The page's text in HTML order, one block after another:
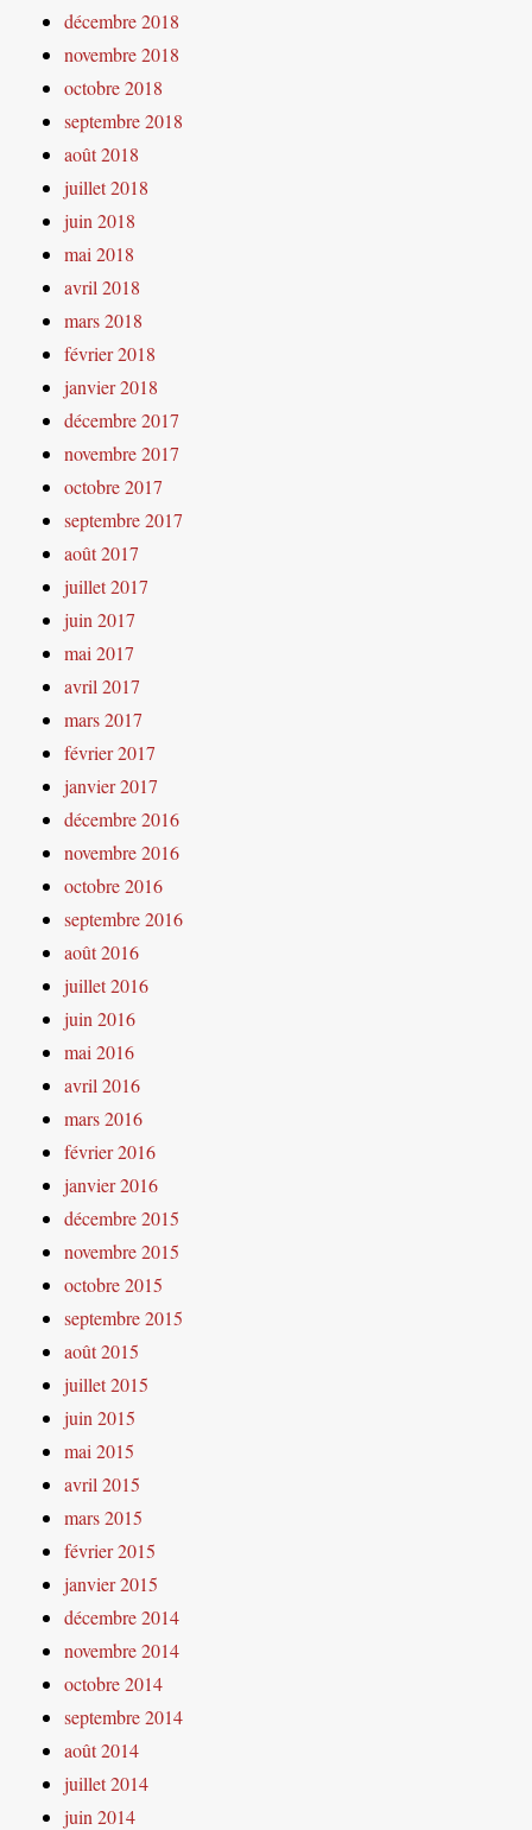
décembre 2018
novembre 2018
octobre 2018
septembre 2018
août 2018
juillet 2018
juin 2018
mai 2018
avril 2018
mars 2018
février 2018
janvier 2018
décembre 2017
novembre 2017
octobre 2017
septembre 2017
août 2017
juillet 2017
juin 2017
mai 2017
avril 2017
mars 2017
février 2017
janvier 2017
décembre 2016
novembre 2016
octobre 2016
septembre 2016
août 2016
juillet 2016
juin 2016
mai 2016
avril 2016
mars 2016
février 2016
janvier 2016
décembre 2015
novembre 2015
octobre 2015
septembre 2015
août 2015
juillet 2015
juin 2015
mai 2015
avril 2015
mars 2015
février 2015
janvier 2015
décembre 2014
novembre 2014
octobre 2014
septembre 2014
août 2014
juillet 2014
juin 2014